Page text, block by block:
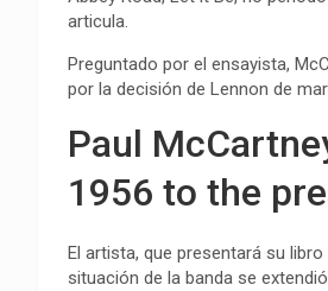
articula.
Preguntado por el ensayista,
por la decisión de Lennon de
Paul
1956 to the
El artista, que presentará su
situación de la banda se